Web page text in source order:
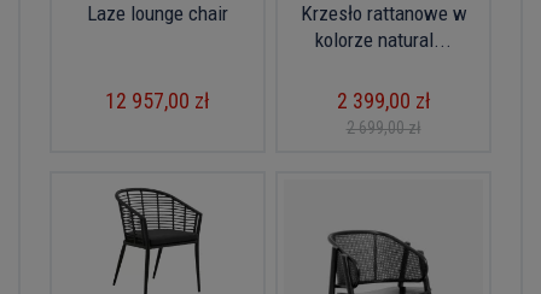
Laze lounge chair
12 957,00 zł
Krzesło rattanowe w
kolorze natural...
2 399,00 zł
2 699,00 zł